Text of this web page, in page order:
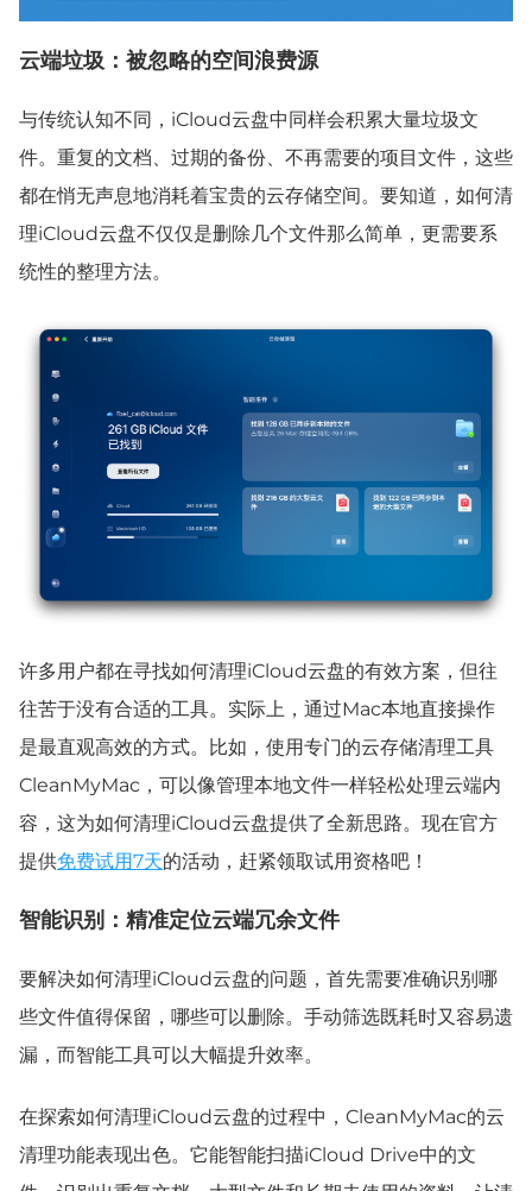
云端垃圾：被忽略的空间浪费源
与传统认知不同，iCloud云盘中同样会积累大量垃圾文
件。重复的文档、过期的备份、不再需要的项目文件，这些
都在悄无声息地消耗着宝贵的云存储空间。要知道，如何清
理iCloud云盘不仅仅是删除几个文件那么简单，更需要系
统性的整理方法。
许多用户都在寻找如何清理iCloud云盘的有效方案，但往
往苦于没有合适的工具。实际上，通过Mac本地直接操作
是最直观高效的方式。比如，使用专门的云存储清理工具
CleanMyMac，可以像管理本地文件一样轻松处理云端内
容，这为如何清理iCloud云盘提供了全新思路。 现在官方
提供免费试用7天的活动，赶紧领取试用资格吧！
智能识别：精准定位云端冗余文件
要解决如何清理iCloud云盘的问题，首先需要准确识别哪
些文件值得保留，哪些可以删除。手动筛选既耗时又容易遗
漏，而智能工具可以大幅提升效率。
在探索如何清理iCloud云盘的过程中，CleanMyMac的云
清理功能表现出色。它能智能扫描iCloud Drive中的文